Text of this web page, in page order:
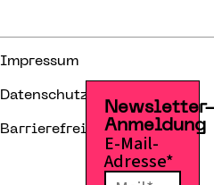
Impressum
Datenschutzerklärung
Barrierefreiheitserklärung
Anmeldung
E-Mail-
Adresse*